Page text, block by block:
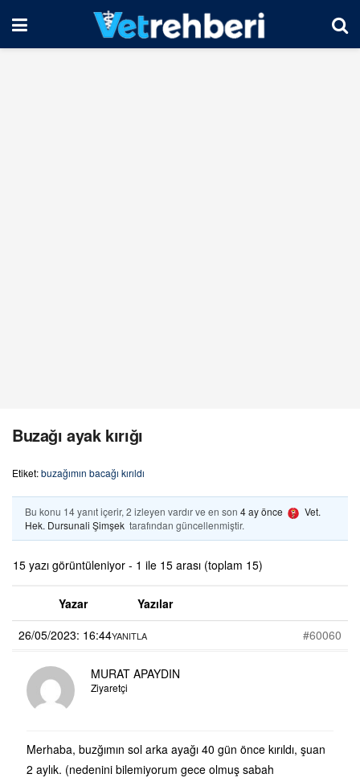
Buzağı ayak kırığı
Etiket:buzağımın bacağı kırıldı
Bu konu 14 yanıt içerir, 2 izleyen vardır ve en son 4 ay önce
Vet.
Hek. Dursunali Şimşek tarafından güncellenmiştir.
15 yazı görüntüleniyor - 1 ile 15 arası (toplam 15)
Yazar
Yazılar
26/05/2023: 16:44
#60060
YANITLA
MURAT APAYDIN
Ziyaretçi
Merhaba, buzğımın sol arka ayağı 40 gün önce kırıldı, şuan
2 aylık. (nedenini bilemiyorum gece olmuş sabah